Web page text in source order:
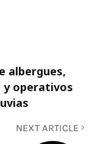
albergues,
operativos
NEXT ARTICLE